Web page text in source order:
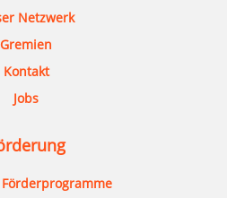
Netzwerk
Gremien
Kontakt
Jobs